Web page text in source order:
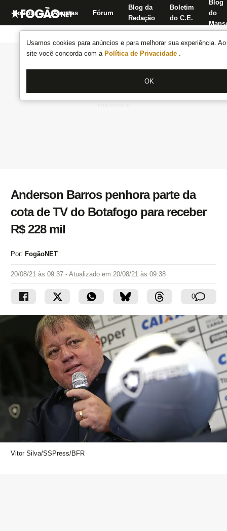
Usamos cookies para anúncios e para melhorar sua experiência.
site você concorda com a Política de Privacidade .
OK
Notícias Apostas Fórum
Blog da
Redação
Boletim
do C.E.
Blog
do
Anderson Barros penhora parte da
cota de TV do Botafogo para receber
R$ 228 mil
Por: FogãoNET
20/08/21 às 09:37 - Atualizado em 20/08/21 às 09:38
0
Vitor Silva/SSPress/BFR